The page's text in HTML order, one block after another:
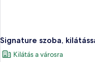
Signature szoba,
Kilátás a városra